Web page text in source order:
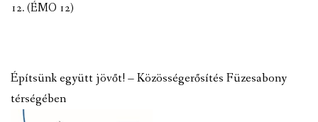
12. (ÉMO 12)
Építsünk együtt jövőt! – Közösségerősítés Füzesabony
térségében